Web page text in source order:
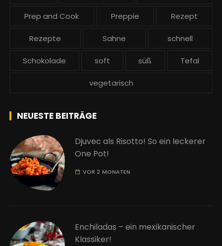
Prep and Cook Preppie Rezept
Rezepte Sahne schnell
Schokolade soft süß Tefal
vegetarisch
NEUESTE BEITRÄGE
Djuvec als Risotto! So ein leckerer
One Pot!
VOR 2 MONATEN
Enchiladas – ein mexikanischer
Klassiker!